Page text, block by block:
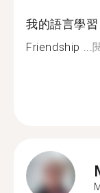
我的語言學
Friendship ...